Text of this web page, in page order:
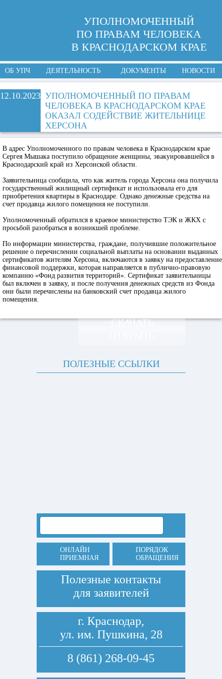
УПОЛНОМОЧЕННЫЙ
ПО ПРАВАМ ЧЕЛОВЕКА
В КРАСНОДАРСКОМ КРАЕ
ОБ УПЧ ДЕЯТЕЛЬНОСТЬ ДОКУМЕНТЫ НОВОСТИ
12.10.2023 УПОЛНОМОЧЕННЫЙ ПО ПРАВАМ
ЧЕЛОВЕКА В КРАСНОДАРСКОМ КРАЕ
ОКАЗАЛ СОДЕЙСТВИЕ ЖИТЕЛЬНИЦЕ
ХЕРСОНА
В адрес Уполномоченного по правам человека в Краснодарском крае
Сергея Мышака поступило обращение женщины, эвакуировавшейся в
Краснодарский край из Херсонской области.
Заявительница сообщила, что как житель города Херсона она получила
государственный жилищный сертификат и использовала его для
приобретения квартиры в Краснодаре. Однако денежные средства на
счет продавца жилого помещения не поступили.
Уполномоченный обратился в краевое министерство ТЭК и ЖКХ с
просьбой разобраться в возникшей проблеме.
По информации министерства, граждане, получившие положительное
решение о перечислении социальной выплаты на основании выданных
сертификатов жителям Херсона, включаются в заявку на предоставление
финансовой поддержки, которая направляется в публично-правовую
компанию «Фонд развития территорий». Сертификат заявительницы
был включен в заявку, и после получения денежных средств из Фонда
они были перечислены на банковский счет продавца жилого
помещения.
СКАЧАТЬ
ПОЛЕЗНЫЕ ССЫЛКИ
ОНЛАЙН
ПРИЕМНАЯ
ПОРЯДОК
ОБРАЩЕНИЯ
Полезные контакты
для заявителей
г. Краснодар,
ул. им. Пушкина, 28
8 (861) 268-09-45